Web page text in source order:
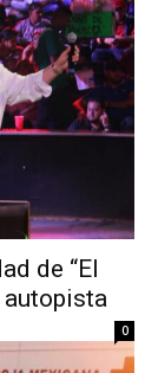
de “El
autopista
0